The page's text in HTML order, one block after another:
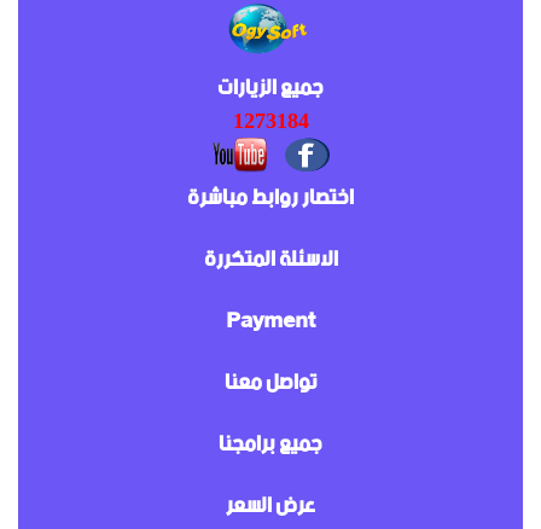
جميع الزيارات
1273184
اختصار روابط مباشرة
الاسئلة المتكررة
Payment
تواصل معنا
جميع برامجنا
عرض السعر